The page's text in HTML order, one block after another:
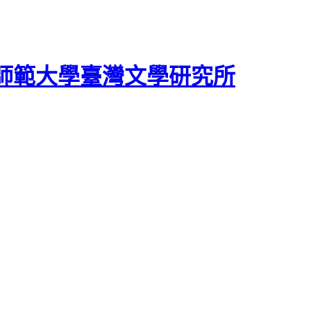
範大學臺灣文學研究所